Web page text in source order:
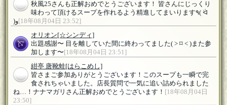
秋風25さんも正解おめでとうございます！ 皆さんにじっくり
味わって頂けるスープを作れるよう精進してまいります٩( ᐛ
)و
[18年08月04日 23:52]
オリオン [☆シンディ]
出題感謝〜 目を離していた間に終わってました( ˃ ⌑ ˂ )また参
加します〜 [18年08月04日 23:51]
紺亭 唐靴蛙[はらこめし]
皆さまご参加ありがとうございます！このスープも一瞬で完
食されちゃいました。店長質問で一気に追い詰められました
ね…！ナナマガリさん正解おめでとうございます！ [18年08月04日
23:50]